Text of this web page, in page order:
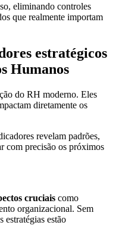
eliminando controles
que realmente importam
estratégicos
Humanos
do RH moderno. Eles
diretamente os
revelam padrões,
com precisão os próximos
cruciais como
organizacional. Sem
estratégias estão